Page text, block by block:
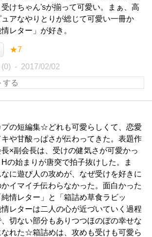
受けちゃん'sが揃って可愛い。まぁ、高
アなやりとりが総じて可愛い一冊か
レター」が好き。
★7
2017/02/02
プの短編集☆どれも可愛らしくて、恋愛
や甘酸っぱさが伝わってきた。表題作
×副会長は、受けの健気さが可愛かっ
の始まりが唐突で拍子抜けした。ま
に遊び人の攻めが、なぜ受けを好きに
イマイチ伝わらなかった。面白かった
情レター」と「箱詰め草食ラビッ
情レターは二人の心が近づいていく過程
切ない部分もありつつほのぼの幸せな
れた☆箱詰めは、攻めも受けも可愛ら